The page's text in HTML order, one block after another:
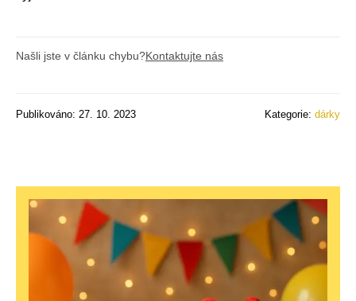
Našli jste v článku chybu?Kontaktujte nás
Publikováno: 27. 10. 2023 Kategorie: dárky